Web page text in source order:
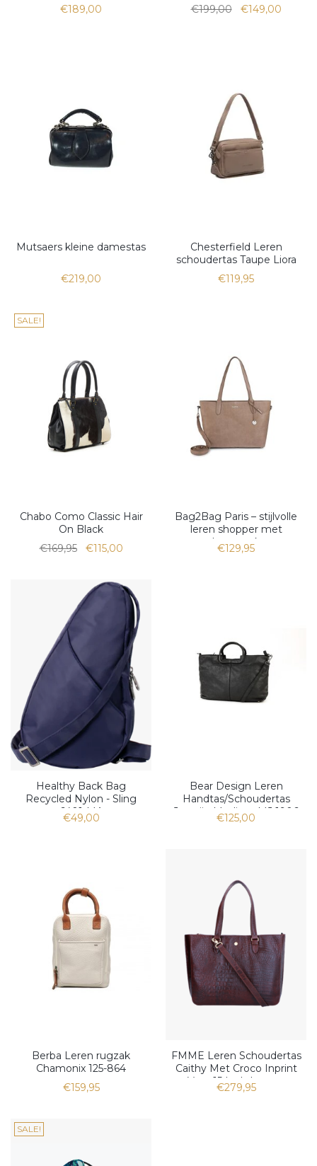
€189,00
710
€199,00 €149,00
Mutsaers kleine damestas
€219,00
Chesterfield Leren
schoudertas Taupe Liora
€119,95
SALE!
Chabo Como Classic Hair
On Black
€169,95
€115,00
Bag2Bag Paris – stijlvolle
leren shopper met
laptopvak
€129,95
Healthy Back Bag
Recycled Nylon - Sling
6401-MA
€49,00
Bear Design Leren
Handtas/Schoudertas
Jasmijn Medium MJ 1906
€125,00
Berba Leren rugzak
Chamonix 125-864
€159,95
FMME Leren Schoudertas
Caithy Met Croco Inprint
Voor 15 Inch Laptop
€279,95
SALE!